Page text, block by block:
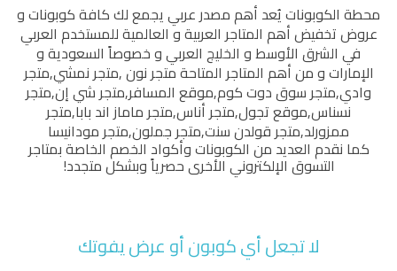
محطة الكوبوناتيُعد أهم مصدر عربي يجمع لك كافة كوبونات و
عروض تخفيض أهم المتاجر العربية و العالمية للمستخدم العربي
في الشرق الأوسط و الخليج العربي و خصوصاً السعودية و
الإمارات و من أهم المتاجر المتاحةمتجر نون,متجر نمشي,متجر
وادي,متجر سوق دوت كوم,موقع المسافر,متجر شي إن,متجر
نسناس,موقع تجول,متجر أناس,متجر ماماز اند بابا,متجر
ممزورلد,متجر قولدن سنت,متجر جملون,متجر مودانيسا
كما نقدم العديد من الكوبونات وأكواد الخصم الخاصة بمتاجر
التسوق الإلكتروني الأخرى حصرياً وبشكل متجدد!
لا تجعل أي كوبون أو عرض يفوتك